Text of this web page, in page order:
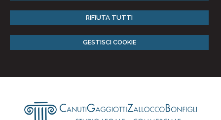
RIFIUTA TUTTI
GESTISCI COOKIE